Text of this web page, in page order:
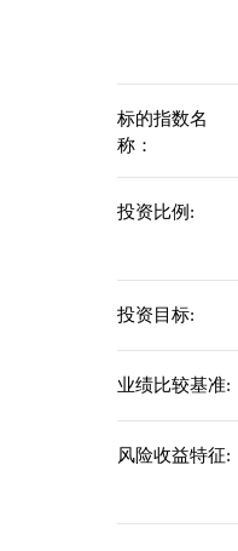
标的指数名
称：
投资比例:
投资目标:
业绩比较基准:
风险收益特征: